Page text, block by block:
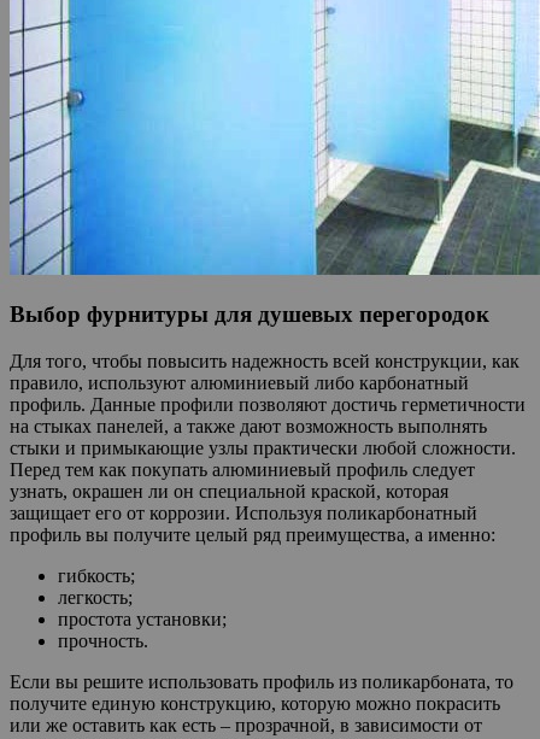
Выбор фурнитуры для душевых перегородок
Для того, чтобы повысить надежность всей конструкции, как
правило, используют алюминиевый либо карбонатный
профиль. Данные профили позволяют достичь герметичности
на стыках панелей, а также дают возможность выполнять
стыки и примыкающие узлы практически любой сложности.
Перед тем как покупать алюминиевый профиль следует
узнать, окрашен ли он специальной краской, которая
защищает его от коррозии. Используя поликарбонатный
профиль вы получите целый ряд преимущества, а именно:
гибкость;
легкость;
простота установки;
прочность.
Если вы решите использовать профиль из поликарбоната, то
получите единую конструкцию, которую можно покрасить
или же оставить как есть – прозрачной, в зависимости от